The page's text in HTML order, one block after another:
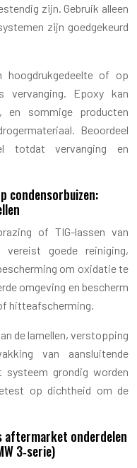
zijn. Gebruik alleen
zijn goedgekeurd
hoogdrukgedeelte of op
vervanging. Epoxy kan
en sommige producten
Beoordeel
totdat vervanging en
condensorbuizen:
of TIG-lassen van
vereist goede reiniging,
om oxidatie te
omgeving en bescherm
hitteafscherming.
de lamellen, verstopping
van aansluitende
grondig worden
op dichtheid om de
aftermarket onderdelen
3‑serie)